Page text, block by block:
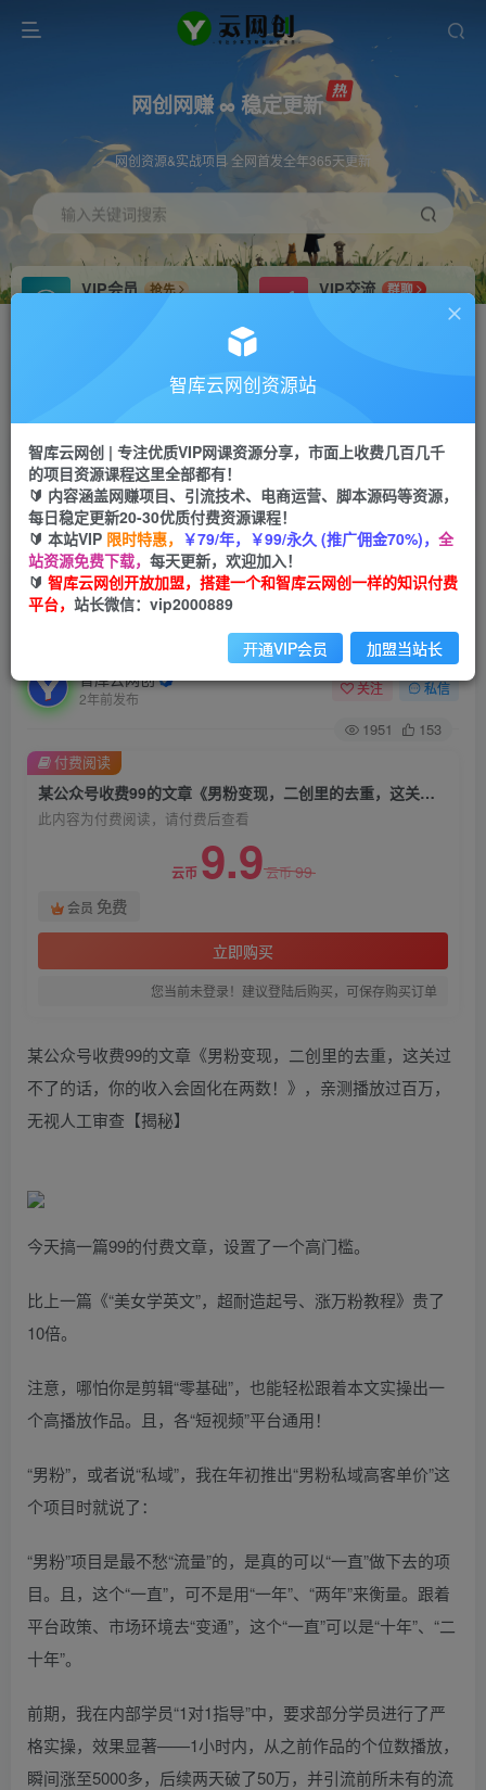
网创网赚 ∞ 稳定更新
网创资源&实战项目 全网首发全年365天更新
输入关键词搜索
VIP会员
抢先
VIP交流
群聊
研究探讨更多创业项目路子。
会员专属推广链接
网赚网创 项目
365天稳定跟新
APP下载
GO
首页 创业课程 会员免费 正文
某公众号收费99的文章《男粉变现，二创里的去
重，这关过不了的话，你的收入会固化在两
数！》，亲测播放过百万，无视人工审查【揭秘】
智库云网创
2年前发布
关注 私信
1951 153
某公众号收费99的文章《男粉变现，二创里的去重，这关过不了的话，你的收入会固化在两数！》，亲测播放过百万，无视人工审查【揭秘】
此内容为付费阅读，请付费后查看
云币 9.9云币99
会员 免费
立即购买
您当前未登录！建议登陆后购买，可保存购买订单
付费阅读
某公众号收费99的文章《男粉变现，二创里的去重，这关过
不了的话，你的收入会固化在两数！》，亲测播放过百万，
无视人工审查【揭秘】
今天搞一篇99的付费文章，设置了一个高门槛。
比上一篇《“美女学英文”，超耐造起号、涨万粉教程》贵了
10倍。
注意，哪怕你是剪辑“零基础”，也能轻松跟着本文实操出一
个高播放作品。且，各“短视频”平台通用！
“男粉”，或者说“私域”，我在年初推出“男粉私域高客单价”这
个项目时就说了：
“男粉”项目是最不愁“流量”的，是真的可以“一直”做下去的项
目。且，这个“一直”，可不是用“一年”、“两年”来衡量。跟着
平台政策、市场环境去“变通”，这个“一直”可以是“十年”、“二
十年”。
前期，我在内部学员“1对1指导”中，要求部分学员进行了严
格实操，效果显著——1小时内，从之前作品的个位数播放，
瞬间涨至5000多，后续两天破了50万，并引流前所未有的流
智库云网创资源站
智库云网创 | 专注优质VIP网课资源分享，市面上收费几百几千
的项目资源课程这里全部都有！
🔰 内容涵盖网赚项目、引流技术、电商运营、脚本源码等资源，
每日稳定更新20-30优质付费资源课程！
🔰 本站VIP 限时特惠， ￥79/年，￥99/永久 (推广佣金70%)， 全
站资源免费下载， 每天更新，欢迎加入！
🔰 智库云网创开放加盟，搭建一个和智库云网创一样的知识付费
平台， 站长微信：vip2000889
开通VIP会员 加盟当站长